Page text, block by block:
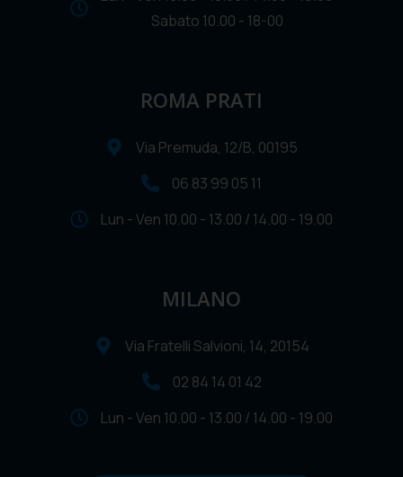
Sabato 10.00 - 18-00
ROMA PRATI
Via Premuda, 12/B, 00195
06 83 99 05 11
Lun - Ven 10.00 - 13.00 / 14.00 - 19.00
MILANO
Via Fratelli Salvioni, 14, 20154
02 84 14 01 42
Lun - Ven 10.00 - 13.00 / 14.00 - 19.00